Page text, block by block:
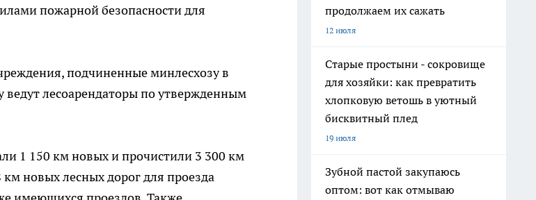
пожарной безопасности для
подчиненные минлесхозу в
ведут лесоарендаторы по утвержденным
1 150 км новых и прочистили 3 300 км
новых лесных дорог для проезда
продолжаем их сажать
12 июля
Старые простыни - сокровище
для хозяйки: как превратить
хлопковую ветошь в уютный
бисквитный плед
19 июля
Зубной пастой закупаюсь
оптом: вот как отмываю